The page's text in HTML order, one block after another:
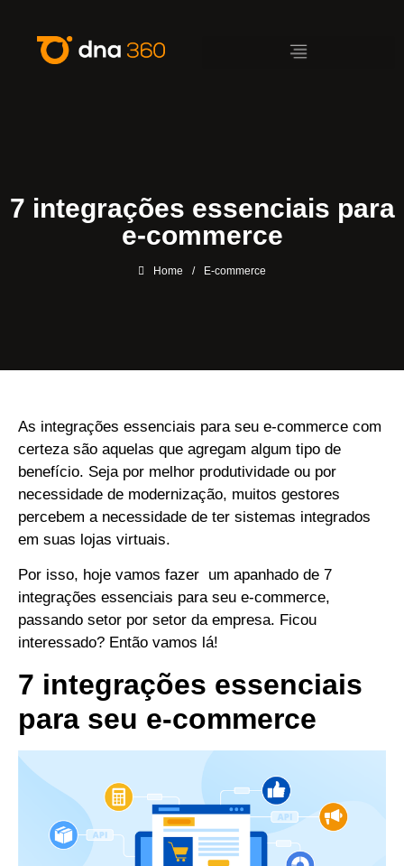
7 integrações essenciais para
e-commerce
Home / E-commerce
As integrações essenciais para seu e-commerce com
certeza são aquelas que agregam algum tipo de
benefício. Seja por melhor produtividade ou por
necessidade de modernização, muitos gestores
percebem a necessidade de ter sistemas integrados
em suas lojas virtuais.
Por isso, hoje vamos fazer um apanhado de 7
integrações essenciais para seu e-commerce,
passando setor por setor da empresa. Ficou
interessado? Então vamos lá!
7 integrações essenciais
para seu e-commerce